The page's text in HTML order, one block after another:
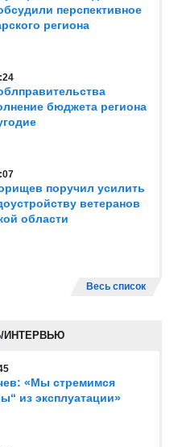
перспективное
региона
бюджета региона
поручил усилить
ветеранов
области
Весь список
ИНТЕРВЬЮ
«Мы стремимся
из эксплуатации»